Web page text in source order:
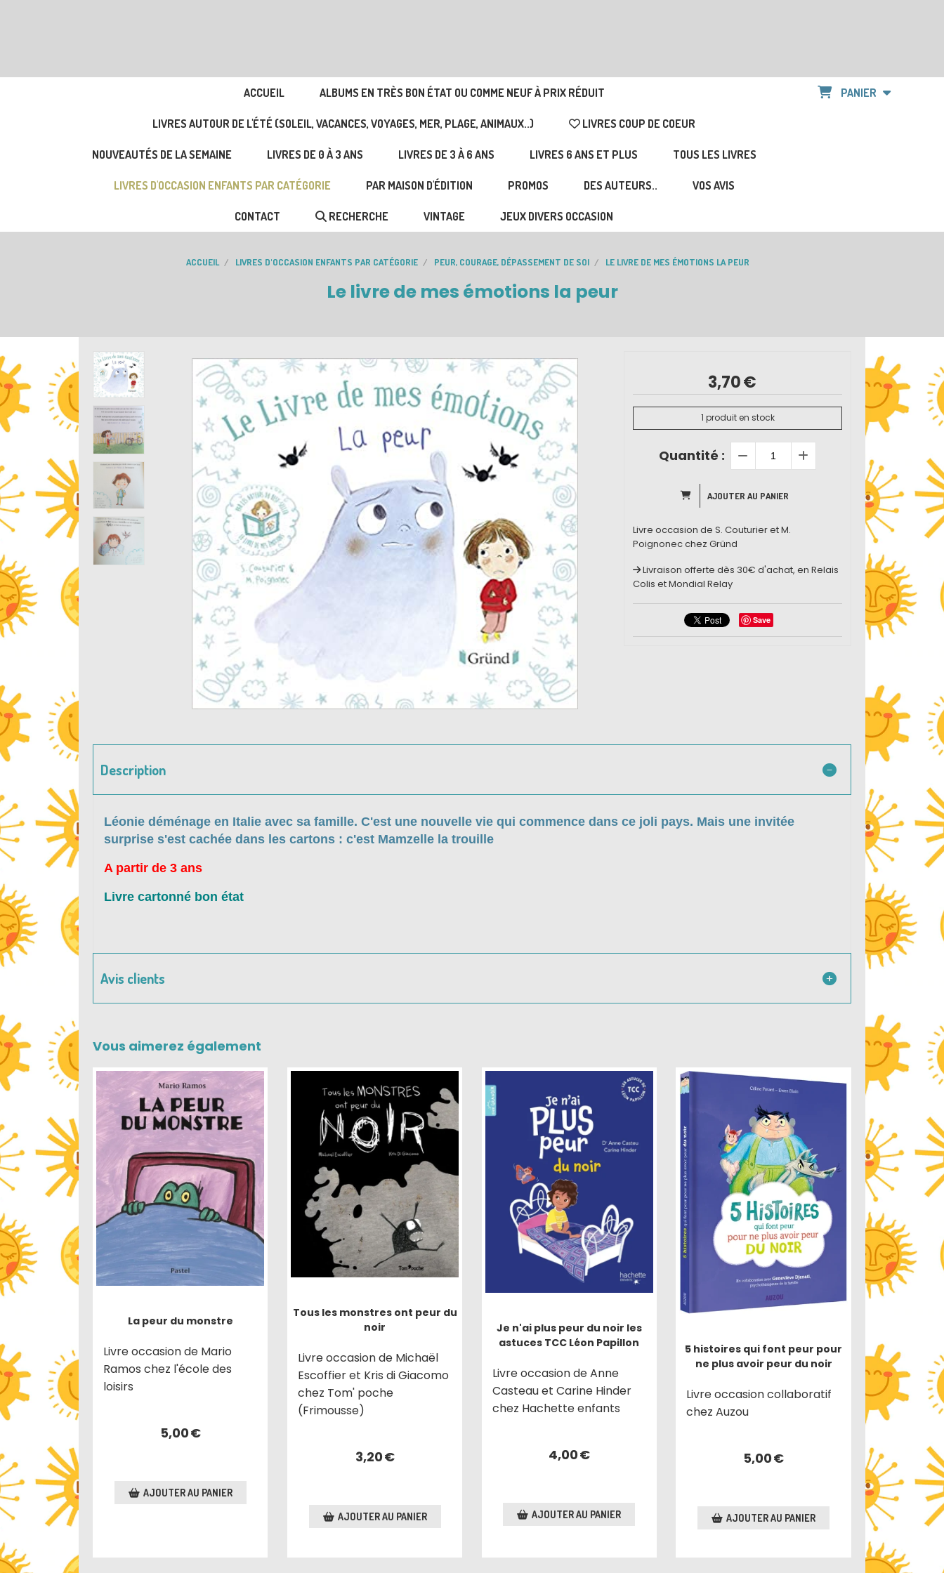
ACCUEIL ALBUMS EN TRÈS BON ÉTAT OU COMME NEUF À PRIX RÉDUIT
LIVRES AUTOUR DE L'ÉTÉ (SOLEIL, VACANCES, VOYAGES, MER, PLAGE, ANIMAUX..) LIVRES COUP DE COEUR
NOUVEAUTÉS DE LA SEMAINE LIVRES DE 0 À 3 ANS LIVRES DE 3 À 6 ANS LIVRES 6 ANS ET PLUS TOUS LES LIVRES
LIVRES D'OCCASION ENFANTS PAR CATÉGORIE PAR MAISON D'ÉDITION PROMOS DES AUTEURS.. VOS AVIS
CONTACT RECHERCHE VINTAGE JEUX DIVERS OCCASION
PANIER
ACCUEIL LIVRES D'OCCASION ENFANTS PAR CATÉGORIE PEUR, COURAGE, DÉPASSEMENT DE SOI LE LIVRE DE MES ÉMOTIONS LA PEUR
Le livre de mes émotions la peur
3,70€
1 produit en stock
Quantité :
AJOUTER AU PANIER
Livre occasion de S. Couturier et M.
Poignonec chez Gründ
Livraison offerte dès 30€ d'achat, en Relais
Colis et Mondial Relay
Save
Description
Léonie déménage en Italie avec sa famille. C'est une nouvelle vie qui commence dans ce joli pays. Mais une invitée
surprise s'est cachée dans les cartons : c'est Mamzelle la trouille
A partir de 3 ans
Livre cartonné bon état
Avis clients
Vous aimerez également
La peur du monstre
Livre occasion de Mario
Ramos chez l'école des
loisirs
5,00€
AJOUTER AU PANIER
Tous les monstres ont peur du
noir
Livre occasion de Michaël
Escoffier et Kris di Giacomo
chez Tom' poche
(Frimousse)
3,20€
AJOUTER AU PANIER
Je n'ai plus peur du noir les
astuces TCC Léon Papillon
Livre occasion de Anne
Casteau et Carine Hinder
chez Hachette enfants
4,00€
AJOUTER AU PANIER
5 histoires qui font peur pour
ne plus avoir peur du noir
Livre occasion collaboratif
chez Auzou
5,00€
AJOUTER AU PANIER